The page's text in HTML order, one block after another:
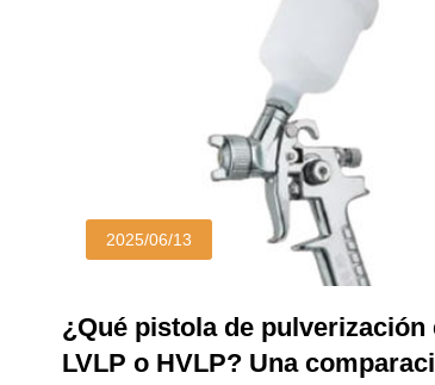
2025/06/13
¿Qué pistola de pulverización
LVLP o HVLP? Una